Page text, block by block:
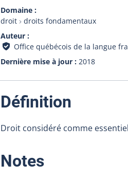
Domaine
droit
droits fondamentaux
Auteur
Office québécois de la langue
Dernière mise à jour
2018
Définition
Droit considéré comme
Notes: